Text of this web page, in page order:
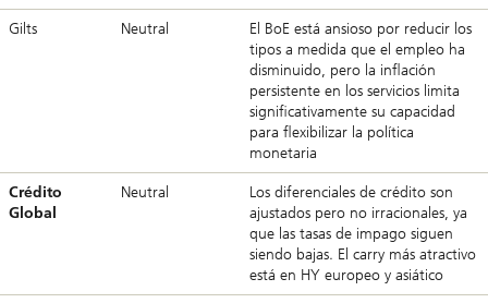
Gilts Neutral
El BoE está ansioso por reducir los
tipos a medida que el empleo ha
disminuido, pero la inflación
persistente en los servicios limita
significativamente su capacidad
para flexibilizar la política
monetaria
Crédito
Global
Neutral
Los diferenciales de crédito son
ajustados pero no irracionales, ya
que las tasas de impago siguen
siendo bajas. El carry más atractivo
está en HY europeo y asiático